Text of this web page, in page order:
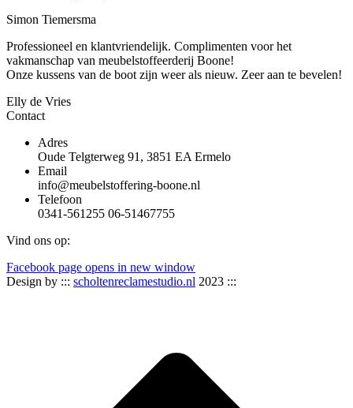
Simon Tiemersma
Professioneel en klantvriendelijk. Complimenten voor het
vakmanschap van meubelstoffeerderij Boone!
Onze kussens van de boot zijn weer als nieuw. Zeer aan te bevelen!
Elly de Vries
Contact
Adres
Oude Telgterweg 91, 3851 EA Ermelo
Email
info@meubelstoffering-boone.nl
Telefoon
0341-561255 06-51467755
Vind ons op:
Facebook page opens in new window
Design by ::: scholtenreclamestudio.nl 2023 :::